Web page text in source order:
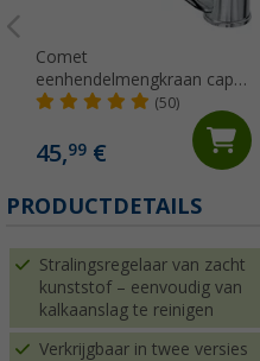
Comet
eenhendelmengkraan capri
kompakt
(50)
45,99 €
PRODUCTDETAILS
Stralingsregelaar van zacht
kunststof – eenvoudig van
kalkaanslag te reinigen
Verkrijgbaar in twee versies